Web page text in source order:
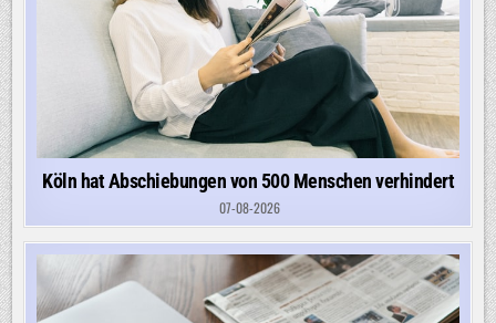
Köln hat Abschiebungen von 500 Menschen verhindert
07-08-2026